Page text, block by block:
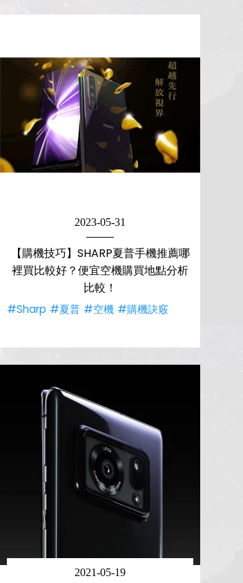
2023-05-31
【購機技巧】SHARP夏普手機推薦哪
裡買比較好？便宜空機購買地點分析
比較！
#Sharp #夏普 #空機 #購機訣竅
2021-05-19